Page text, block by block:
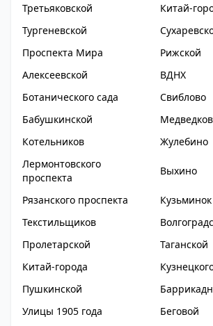
Третьяковской
Китай-
Тургеневской
Проспекта Мира
Рижской
Алексеевской
ВДНХ
Ботанического сада
Свиблово
Бабушкинской
Котельников
Жулебино
Лермонтовского
проспекта
Выхино
Рязанского проспекта
Кузьминок
Текстильщиков
Пролетарской
Таганской
Китай-города
Пушкинской
Улицы 1905 года
Беговой